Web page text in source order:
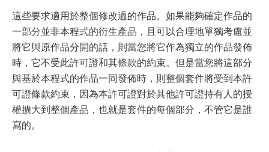
這些要求適用於整個修改過的作品。如果能夠確定作品的
一部分並非本程式的衍生產品，且可以合理地單獨考慮並
將它與原作品分開的話，則當您將它作為獨立的作品發佈
時，它不受此許可證和其條款的約束。但是當您將這部分
與基於本程式的作品一同發佈時，則整個套件將受到本許
可證條款約束，因為本許可證對於其他許可證持有人的授
權擴大到整個產品，也就是套件的每個部分，不管它是誰
寫的。